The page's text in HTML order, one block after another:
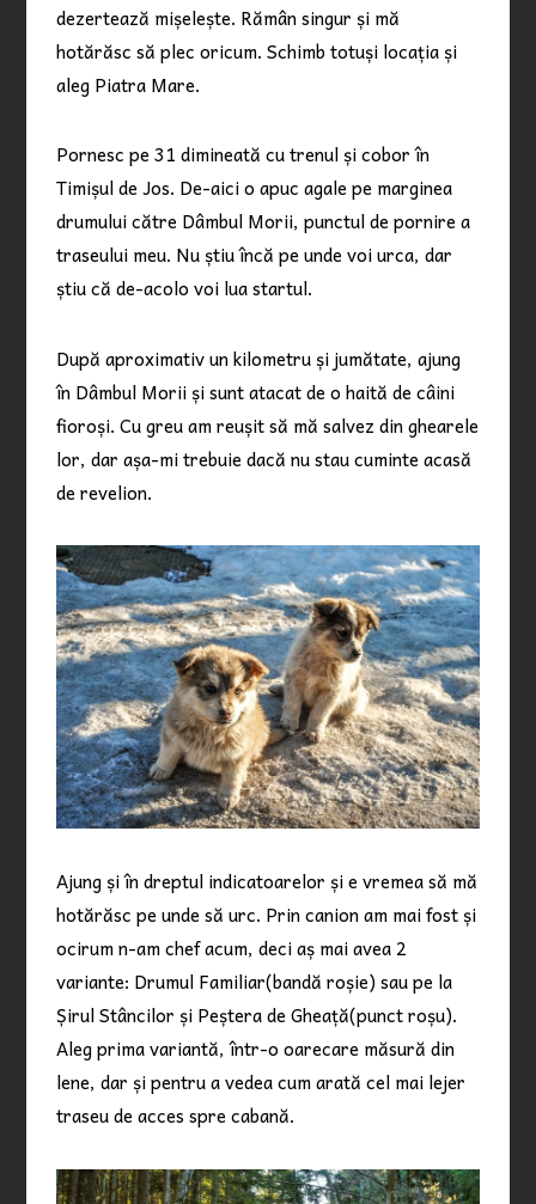
dezertează mișelește. Rămân singur și mă
hotărăsc să plec oricum. Schimb totuși locația și
aleg Piatra Mare.
Pornesc pe 31 dimineată cu trenul și cobor în
Timișul de Jos. De-aici o apuc agale pe marginea
drumului către Dâmbul Morii, punctul de pornire a
traseului meu. Nu știu încă pe unde voi urca, dar
știu că de-acolo voi lua startul.
După aproximativ un kilometru și jumătate, ajung
în Dâmbul Morii și sunt atacat de o haită de câini
fioroși. Cu greu am reușit să mă salvez din ghearele
lor, dar așa-mi trebuie dacă nu stau cuminte acasă
de revelion.
Ajung și în dreptul indicatoarelor și e vremea să mă
hotărăsc pe unde să urc. Prin canion am mai fost și
ocirum n-am chef acum, deci aș mai avea 2
variante: Drumul Familiar(bandă roșie) sau pe la
Șirul Stâncilor și Peștera de Gheață(punct roșu).
Aleg prima variantă, într-o oarecare măsură din
lene, dar și pentru a vedea cum arată cel mai lejer
traseu de acces spre cabană.